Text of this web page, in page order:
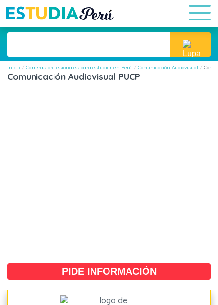
Inicio Carreras profesionales para estudiar en Perú Comunicación Audiovisual
Comunicación Audiovisual PUCP
PIDE INFORMACIÓN